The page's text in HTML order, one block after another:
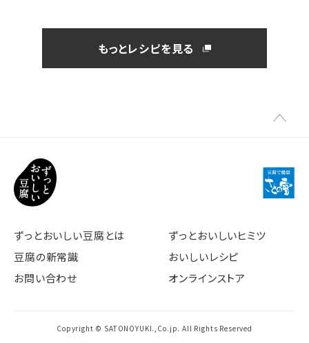
もっとレシピを見る
ずっとおいしい豆腐とは
ずっとおいしいヒミツ
豆腐の新常識
おいしいレシピ
お問い合わせ
オンラインストア
Copyright © SATONOYUKI.,Co.jp. All Rights Reserved